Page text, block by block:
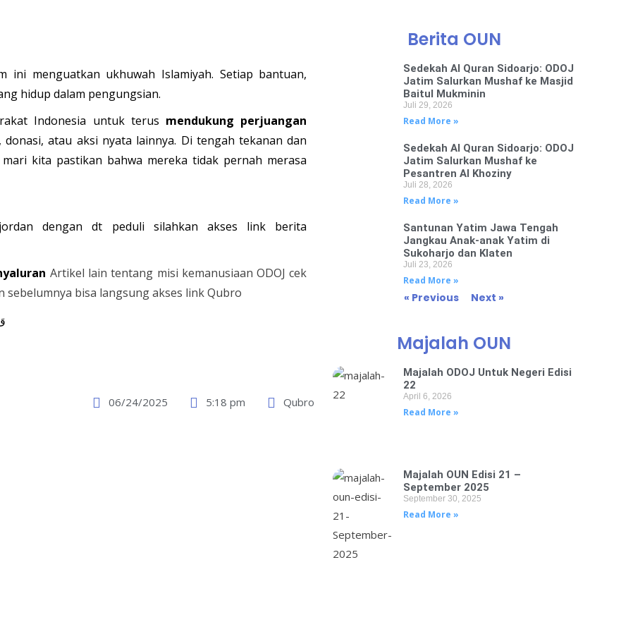
ini menguatkan ukhuwah Islamiyah. Setiap bantuan,
hidup dalam pengungsian.
Indonesia untuk terus mendukung perjuangan
atau aksi nyata lainnya. Di tengah tekanan dan
kita pastikan bahwa mereka tidak pernah merasa
dengan dt peduli silahkan akses link berita
Artikel lain tentang misi kemanusiaan ODOJ cek
bisa langsung akses link Qubro
06/24/2025 5:18 pm Qubro
Berita OUN
Sedekah Al Quran Sidoarjo: ODOJ
Jatim Salurkan Mushaf ke Masjid
Baitul Mukminin
Juli 29, 2026
Read More »
Sedekah Al Quran Sidoarjo: ODOJ
Jatim Salurkan Mushaf ke
Pesantren Al Khoziny
Juli 28, 2026
Read More »
Santunan Yatim Jawa Tengah
Jangkau Anak-anak Yatim di
Sukoharjo dan Klaten
Juli 23, 2026
Read More »
« Previous Next »
Majalah OUN
Majalah ODOJ Untuk Negeri Edisi
22
April 6, 2026
Read More »
Majalah OUN Edisi 21 –
September 2025
September 30, 2025
Read More »